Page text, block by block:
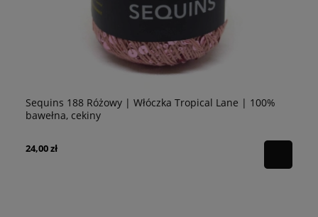
Sequins 188 Różowy | Włóczka Tropical Lane | 100%
bawełna, cekiny
24,00 zł